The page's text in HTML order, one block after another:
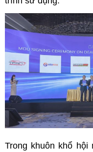
Trong khuôn khổ hội